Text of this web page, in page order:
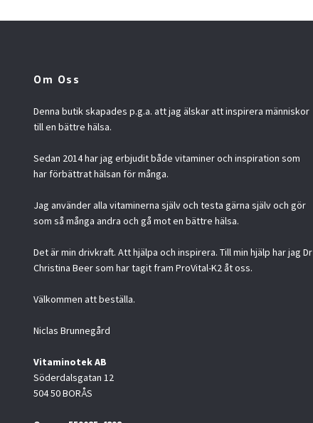
Om Oss
Denna butik skapades p.g.a. att jag älskar att inspirera människor
till en bättre hälsa.
Sedan 2014 har jag erbjudit både vitaminer och inspiration som
har förbättrat hälsan för många.
Jag använder alla vitaminerna själv och testa gärna själv och gör
som så många andra och gå mot en bättre hälsa.
Det är min drivkraft. Att hjälpa och inspirera. Till min hjälp har jag Dr
Christina Beer som har tagit fram ProVital-K2 åt oss.
Välkommen att beställa.
Niclas Brunnegård
Vitaminotek AB
Söderdalsgatan 12
504 50 BORÅS